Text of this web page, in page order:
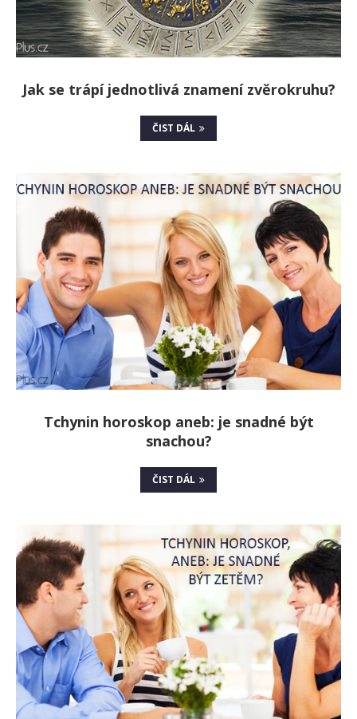
Jak se trápí jednotlivá znamení zvěrokruhu?
ČIST DÁL
Tchynin horoskop aneb: je snadné být
snachou?
ČIST DÁL